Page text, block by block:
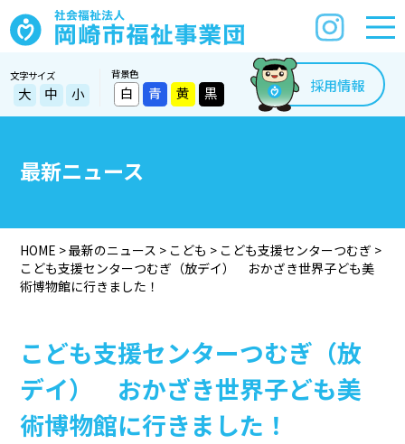
文字サイズ
大 中 小
背景色
白 青 黄 黒 採用情報
最新ニュース
HOME >最新のニュース > こども > こども支援センターつむぎ >
こども支援センターつむぎ（放デイ） おかざき世界子ども美
術博物館に行きました！
こども支援センターつむぎ（放
デイ） おかざき世界子ども美
術博物館に行きました！